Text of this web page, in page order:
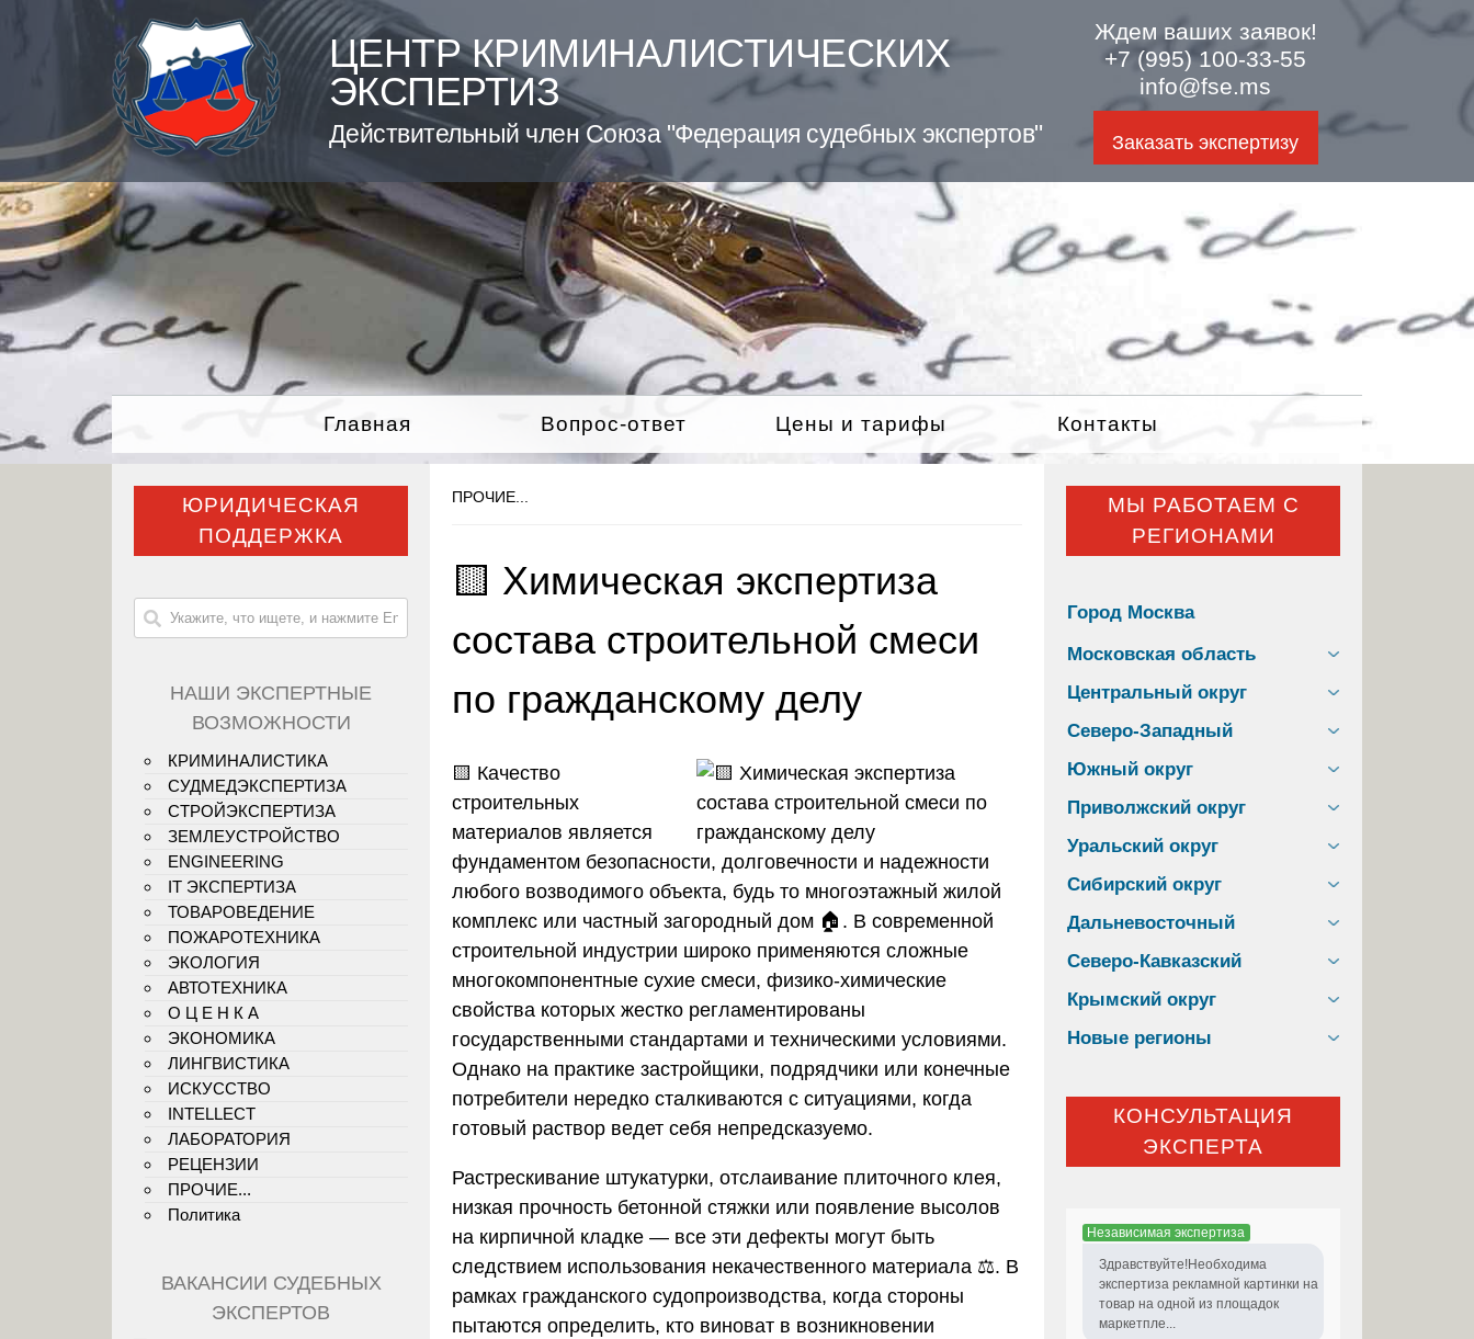
ЦЕНТР КРИМИНАЛИСТИЧЕСКИХ
ЭКСПЕРТИЗ
Действительный член Союза "Федерация судебных экспертов"
Ждем ваших заявок!
+7 (995) 100-33-55
info@fse.ms
Заказать экспертизу
Главная Вопрос-ответ Цены и тарифы Контакты
ПРОЧИЕ...
🟨 Химическая экспертиза
состава строительной смеси
по гражданскому делу
🟨 Качество
строительных
материалов является
фундаментом безопасности, долговечности и надежности
любого возводимого объекта, будь то многоэтажный жилой
комплекс или частный загородный дом 🏠. В современной
строительной индустрии широко применяются сложные
многокомпонентные сухие смеси, физико-химические
свойства которых жестко регламентированы
государственными стандартами и техническими условиями.
Однако на практике застройщики, подрядчики или конечные
потребители нередко сталкиваются с ситуациями, когда
готовый раствор ведет себя непредсказуемо.
Растрескивание штукатурки, отслаивание плиточного клея,
низкая прочность бетонной стяжки или появление высолов
на кирпичной кладке — все эти дефекты могут быть
следствием использования некачественного материала ⚖️. В
рамках гражданского судопроизводства, когда стороны
пытаются определить, кто виноват в возникновении
ЮРИДИЧЕСКАЯ
ПОДДЕРЖКА
НАШИ ЭКСПЕРТНЫЕ
ВОЗМОЖНОСТИ
КРИМИНАЛИСТИКА
СУДМЕДЭКСПЕРТИЗА
СТРОЙЭКСПЕРТИЗА
ЗЕМЛЕУСТРОЙСТВО
ENGINEERING
IT ЭКСПЕРТИЗА
ТОВАРОВЕДЕНИЕ
ПОЖАРОТЕХНИКА
ЭКОЛОГИЯ
АВТОТЕХНИКА
О Ц Е Н К А
ЭКОНОМИКА
ЛИНГВИСТИКА
ИСКУССТВО
INTELLECT
ЛАБОРАТОРИЯ
РЕЦЕНЗИИ
ПРОЧИЕ...
Политика
ВАКАНСИИ СУДЕБНЫХ
ЭКСПЕРТОВ
МЫ РАБОТАЕМ С
РЕГИОНАМИ
Город Москва
Московская область
Центральный округ
Северо-Западный
Южный округ
Приволжский округ
Уральский округ
Сибирский округ
Дальневосточный
Северо-Кавказский
Крымский округ
Новые регионы
КОНСУЛЬТАЦИЯ
ЭКСПЕРТА
Независимая экспертиза
Здравствуйте!Необходима
экспертиза рекламной картинки на
товар на одной из площадок
маркетпле...